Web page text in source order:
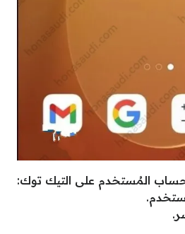
المُستخدم على التيك توك: